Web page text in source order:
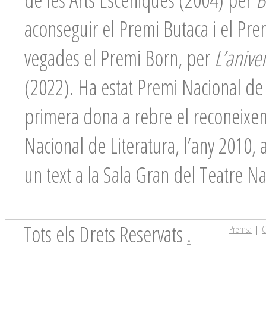
aconseguir el Premi Butaca i el
vegades el Premi Born, per
(2022). Ha estat Premi Nacional
primera dona a rebre el
Nacional de Literatura, l’any
un text a la Sala Gran del Teatre
Tots els Drets Reservats . Premsa |